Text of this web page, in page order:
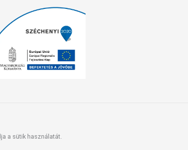
a sütik használatát.